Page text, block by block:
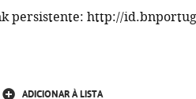
persistente: http://
ADICIONAR À LISTA